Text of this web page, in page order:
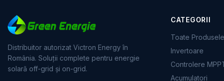
Distribuitor autorizat Victron Energy în
România. Soluții complete pentru energie
solară off-grid și on-grid.
CATEGORII
Toate Produsele
Invertoare
Controlere
Acumulatori